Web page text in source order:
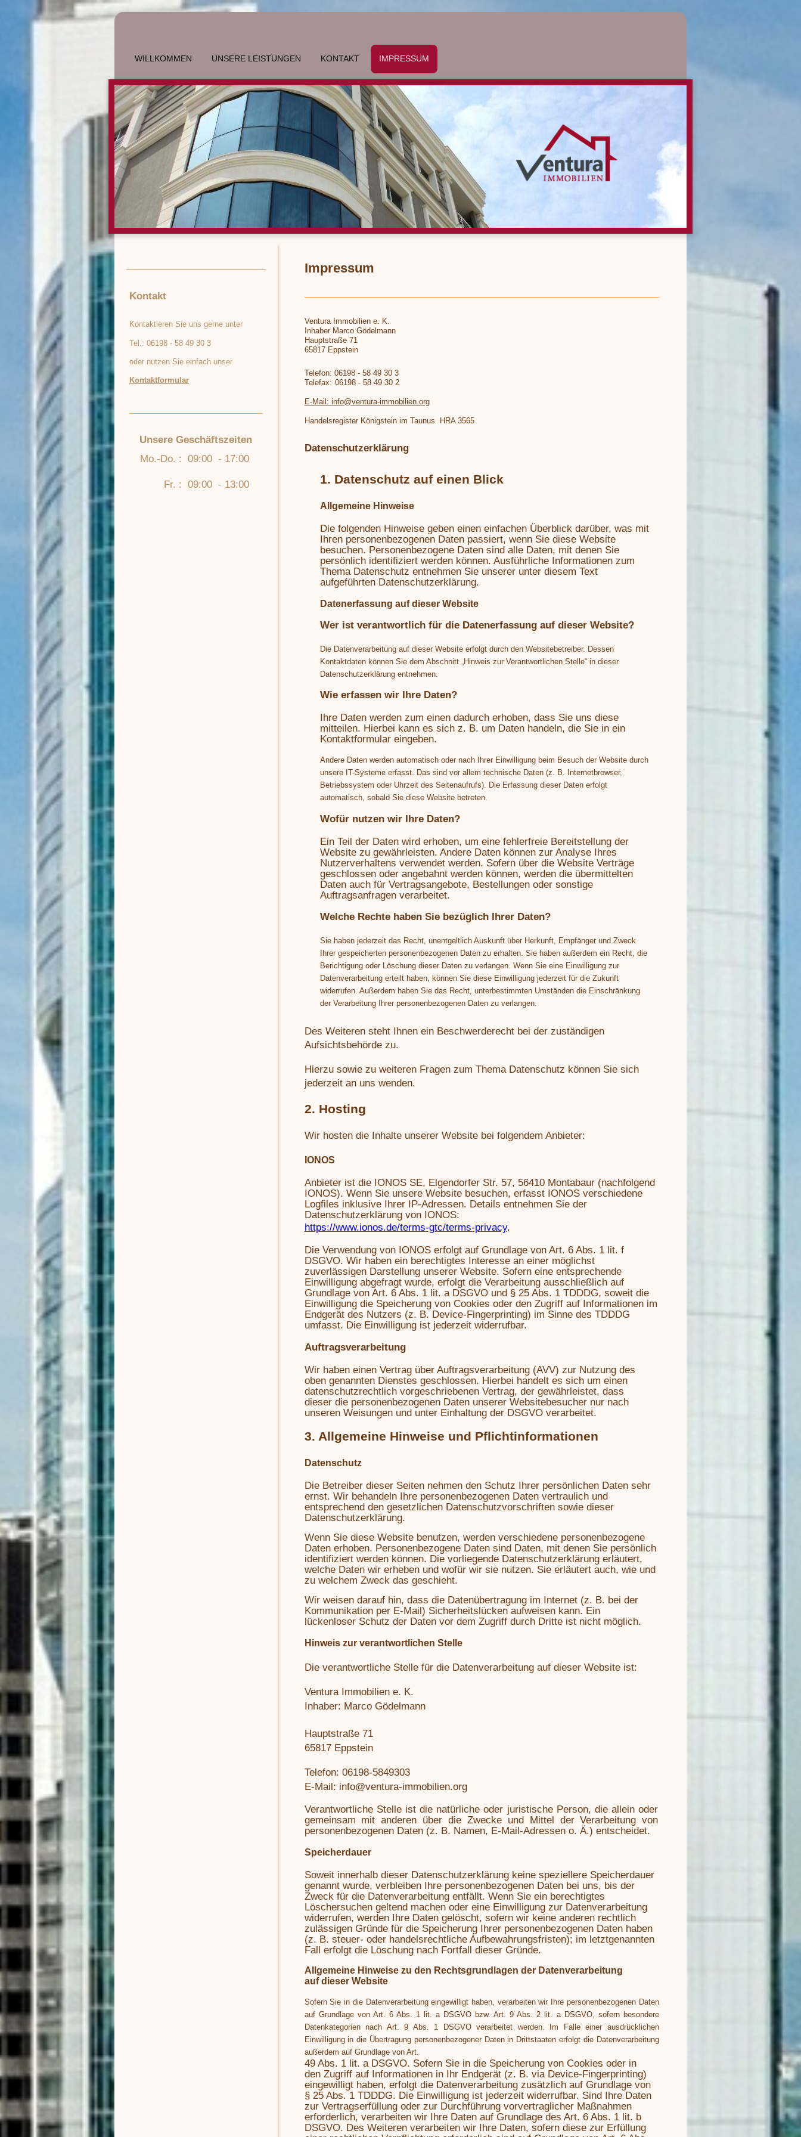
WILLKOMMEN UNSERE LEISTUNGEN KONTAKT IMPRESSUM
Impressum
Ventura Immobilien e. K.
Inhaber Marco Gödelmann
Hauptstraße 71
65817 Eppstein
Telefon: 06198 - 58 49 30 3
Telefax: 06198 - 58 49 30 2
E-Mail: info@ventura-immobilien.org
Handelsregister Königstein im Taunus HRA 3565
Datenschutzerklärung
1. Datenschutz auf einen Blick
Allgemeine Hinweise
Die folgenden Hinweise geben einen einfachen Überblick darüber, was mit
Ihren personenbezogenen Daten passiert, wenn Sie diese Website
besuchen. Personenbezogene Daten sind alle Daten, mit denen Sie
persönlich identifiziert werden können. Ausführliche Informationen zum
Thema Datenschutz entnehmen Sie unserer unter diesem Text
aufgeführten Datenschutzerklärung.
Datenerfassung auf dieser Website
Wer ist verantwortlich für die Datenerfassung auf dieser Website?
Die Datenverarbeitung auf dieser Website erfolgt durch den Websitebetreiber. Dessen
Kontaktdaten können Sie dem Abschnitt „Hinweis zur Verantwortlichen Stelle“ in dieser
Datenschutzerklärung entnehmen.
Wie erfassen wir Ihre Daten?
Ihre Daten werden zum einen dadurch erhoben, dass Sie uns diese
mitteilen. Hierbei kann es sich z. B. um Daten handeln, die Sie in ein
Kontaktformular eingeben.
Andere Daten werden automatisch oder nach Ihrer Einwilligung beim Besuch der Website durch
unsere IT-Systeme erfasst. Das sind vor allem technische Daten (z. B. Internetbrowser,
Betriebssystem oder Uhrzeit des Seitenaufrufs). Die Erfassung dieser Daten erfolgt
automatisch, sobald Sie diese Website betreten.
Wofür nutzen wir Ihre Daten?
Ein Teil der Daten wird erhoben, um eine fehlerfreie Bereitstellung der
Website zu gewährleisten. Andere Daten können zur Analyse Ihres
Nutzerverhaltens verwendet werden. Sofern über die Website Verträge
geschlossen oder angebahnt werden können, werden die übermittelten
Daten auch für Vertragsangebote, Bestellungen oder sonstige
Auftragsanfragen verarbeitet.
Welche Rechte haben Sie bezüglich Ihrer Daten?
Sie haben jederzeit das Recht, unentgeltlich Auskunft über Herkunft, Empfänger und Zweck
Ihrer gespeicherten personenbezogenen Daten zu erhalten. Sie haben außerdem ein Recht, die
Berichtigung oder Löschung dieser Daten zu verlangen. Wenn Sie eine Einwilligung zur
Datenverarbeitung erteilt haben, können Sie diese Einwilligung jederzeit für die Zukunft
widerrufen. Außerdem haben Sie das Recht, unterbestimmten Umständen die Einschränkung
der Verarbeitung Ihrer personenbezogenen Daten zu verlangen.
Des Weiteren steht Ihnen ein Beschwerderecht bei der zuständigen
Aufsichtsbehörde zu.
Hierzu sowie zu weiteren Fragen zum Thema Datenschutz können Sie sich
jederzeit an uns wenden.
2. Hosting
Wir hosten die Inhalte unserer Website bei folgendem Anbieter:
IONOS
Anbieter ist die IONOS SE, Elgendorfer Str. 57, 56410 Montabaur (nachfolgend
IONOS). Wenn Sie unsere Website besuchen, erfasst IONOS verschiedene
Logfiles inklusive Ihrer IP-Adressen. Details entnehmen Sie der
Datenschutzerklärung von IONOS:
https://www.ionos.de/terms-gtc/terms-privacy.
Die Verwendung von IONOS erfolgt auf Grundlage von Art. 6 Abs. 1 lit. f
DSGVO. Wir haben ein berechtigtes Interesse an einer möglichst
zuverlässigen Darstellung unserer Website. Sofern eine entsprechende
Einwilligung abgefragt wurde, erfolgt die Verarbeitung ausschließlich auf
Grundlage von Art. 6 Abs. 1 lit. a DSGVO und § 25 Abs. 1 TDDDG, soweit die
Einwilligung die Speicherung von Cookies oder den Zugriff auf Informationen im
Endgerät des Nutzers (z. B. Device-Fingerprinting) im Sinne des TDDDG
umfasst. Die Einwilligung ist jederzeit widerrufbar.
Auftragsverarbeitung
Wir haben einen Vertrag über Auftragsverarbeitung (AVV) zur Nutzung des
oben genannten Dienstes geschlossen. Hierbei handelt es sich um einen
datenschutzrechtlich vorgeschriebenen Vertrag, der gewährleistet, dass
dieser die personenbezogenen Daten unserer Websitebesucher nur nach
unseren Weisungen und unter Einhaltung der DSGVO verarbeitet.
3. Allgemeine Hinweise und Pflichtinformationen
Datenschutz
Die Betreiber dieser Seiten nehmen den Schutz Ihrer persönlichen Daten sehr
ernst. Wir behandeln Ihre personenbezogenen Daten vertraulich und
entsprechend den gesetzlichen Datenschutzvorschriften sowie dieser
Datenschutzerklärung.
Wenn Sie diese Website benutzen, werden verschiedene personenbezogene
Daten erhoben. Personenbezogene Daten sind Daten, mit denen Sie persönlich
identifiziert werden können. Die vorliegende Datenschutzerklärung erläutert,
welche Daten wir erheben und wofür wir sie nutzen. Sie erläutert auch, wie und
zu welchem Zweck das geschieht.
Wir weisen darauf hin, dass die Datenübertragung im Internet (z. B. bei der
Kommunikation per E-Mail) Sicherheitslücken aufweisen kann. Ein
lückenloser Schutz der Daten vor dem Zugriff durch Dritte ist nicht möglich.
Hinweis zur verantwortlichen Stelle
Die verantwortliche Stelle für die Datenverarbeitung auf dieser Website ist:
Ventura Immobilien e. K.
Inhaber: Marco Gödelmann
Hauptstraße 71
65817 Eppstein
Telefon: 06198-5849303
E-Mail: info@ventura-immobilien.org
Verantwortliche Stelle ist die natürliche oder juristische Person, die allein oder
gemeinsam mit anderen über die Zwecke und Mittel der Verarbeitung von
personenbezogenen Daten (z. B. Namen, E-Mail-Adressen o. Ä.) entscheidet.
Speicherdauer
Soweit innerhalb dieser Datenschutzerklärung keine speziellere Speicherdauer
genannt wurde, verbleiben Ihre personenbezogenen Daten bei uns, bis der
Zweck für die Datenverarbeitung entfällt. Wenn Sie ein berechtigtes
Löschersuchen geltend machen oder eine Einwilligung zur Datenverarbeitung
widerrufen, werden Ihre Daten gelöscht, sofern wir keine anderen rechtlich
zulässigen Gründe für die Speicherung Ihrer personenbezogenen Daten haben
(z. B. steuer- oder handelsrechtliche Aufbewahrungsfristen); im letztgenannten
Fall erfolgt die Löschung nach Fortfall dieser Gründe.
Allgemeine Hinweise zu den Rechtsgrundlagen der Datenverarbeitung
auf dieser Website
Sofern Sie in die Datenverarbeitung eingewilligt haben, verarbeiten wir Ihre personenbezogenen Daten
auf Grundlage von Art. 6 Abs. 1 lit. a DSGVO bzw. Art. 9 Abs. 2 lit. a DSGVO, sofern besondere
Datenkategorien nach Art. 9 Abs. 1 DSGVO verarbeitet werden. Im Falle einer ausdrücklichen
Einwilligung in die Übertragung personenbezogener Daten in Drittstaaten erfolgt die Datenverarbeitung
außerdem auf Grundlage von Art.
49 Abs. 1 lit. a DSGVO. Sofern Sie in die Speicherung von Cookies oder in
den Zugriff auf Informationen in Ihr Endgerät (z. B. via Device-Fingerprinting)
eingewilligt haben, erfolgt die Datenverarbeitung zusätzlich auf Grundlage von
§ 25 Abs. 1 TDDDG. Die Einwilligung ist jederzeit widerrufbar. Sind Ihre Daten
zur Vertragserfüllung oder zur Durchführung vorvertraglicher Maßnahmen
erforderlich, verarbeiten wir Ihre Daten auf Grundlage des Art. 6 Abs. 1 lit. b
DSGVO. Des Weiteren verarbeiten wir Ihre Daten, sofern diese zur Erfüllung
Kontakt
Kontaktieren Sie uns gerne unter
Tel.: 06198 - 58 49 30 3
oder nutzen Sie einfach unser
Kontaktformular
Unsere Geschäftszeiten
Mo.-Do. : 09:00 - 17:00
Fr. : 09:00 - 13:00